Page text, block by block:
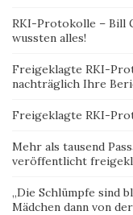
RKI-Protokolle – Bill
wussten alles!
Freigeklagte RKI-
nachträglich Ihre
Freigeklagte RKI-
Mehr als tausend
veröffentlicht
„Die Schlümpfe sind
Mädchen dann von